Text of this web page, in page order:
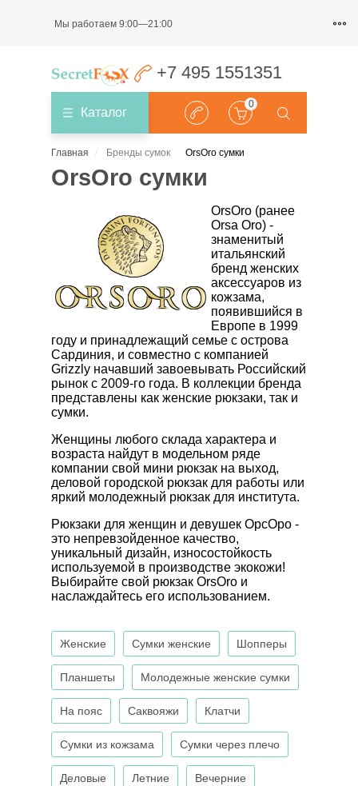
Мы работаем 9:00—21:00
+7 495 1551351
Каталог
0
Главная Бренды сумок OrsOro сумки
OrsOro сумки
OrsOro (ранее
Orsa Oro) -
знаменитый
итальянский
бренд женских
аксессуаров из
кожзама,
появившийся в
Европе в 1999
году и принадлежащий семье с острова
Сардиния, и совместно с компанией
Grizzly начавший завоевывать Российский
рынок с 2009-го года. В коллекции бренда
представлены как женские рюкзаки, так и
сумки.
Женщины любого склада характера и
возраста найдут в модельном ряде
компании свой мини рюкзак на выход,
деловой городской рюкзак для работы или
яркий молодежный рюкзак для института.
Рюкзаки для женщин и девушек ОрсОро -
это непревзойденное качество,
уникальный дизайн, износостойкость
используемой в производстве экокожи!
Выбирайте свой рюкзак OrsOro и
наслаждайтесь его использованием.
Женские Сумки женские Шопперы
Планшеты Молодежные женские сумки
На пояс Саквояжи Клатчи
Сумки из кожзама Сумки через плечо
Деловые Летние Вечерние